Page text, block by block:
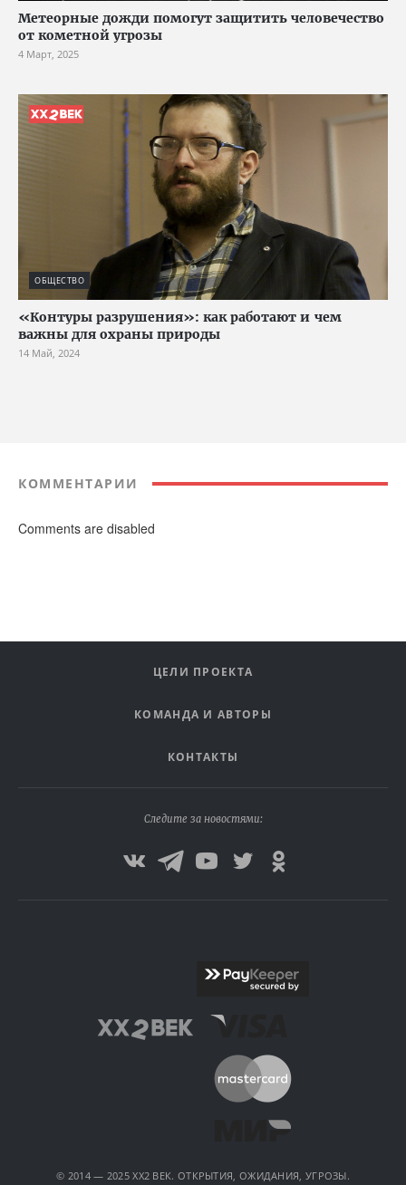
Метеорные дожди помогут защитить человечество
от кометной угрозы
4 Март, 2025
ОБЩЕСТВО
«Контуры разрушения»: как работают и чем
важны для охраны природы
14 Май, 2024
КОММЕНТАРИИ
Comments are disabled
ЦЕЛИ ПРОЕКТА
КОМАНДА И АВТОРЫ
КОНТАКТЫ
Следите за новостями:
© 2014 — 2025 XX2 ВЕК. ОТКРЫТИЯ, ОЖИДАНИЯ, УГРОЗЫ.